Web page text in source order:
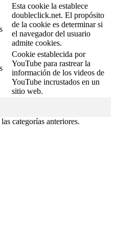
Esta cookie la establece
doubleclick.net. El propósito
de la cookie es determinar si
el navegador del usuario
admite cookies.
Cookie establecida por
YouTube para rastrear la
información de los videos de
YouTube incrustados en un
sitio web.
categorías anteriores.